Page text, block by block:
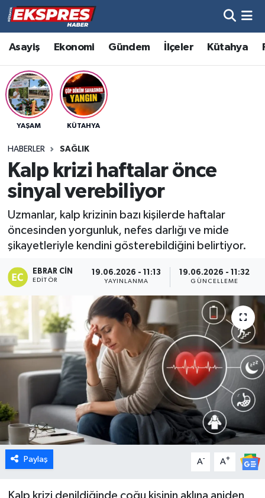
Asayiş Ekonomi Gündem İlçeler Kütahya
YAŞAM KÜTAHYA
HABERLER SAĞLIK
Kalp krizi haftalar önce
sinyal verebiliyor
Uzmanlar, kalp krizinin bazı kişilerde haftalar
öncesinden yorgunluk, nefes darlığı ve mide
şikayetleriyle kendini gösterebildiğini belirtiyor.
EBRAR CIN
EDITÖR
19.06.2026 - 11:13
YAYINLANMA
19.06.2026 - 11:32
GÜNCELLEME
Paylaş A- A+
Kalp krizi denildiğinde çoğu kişinin aklına aniden
Altıntaş
Asayiş
Aslanapa
Bölge
Çavdarhisar
Domaniç
Eğitim
Ekonomi
Emet
Foto Galeri
Gediz
Genel
Hava Durumu
Trafik Durumu
Süper Lig Puan Durumu ve Fikstür
Son Dakika Haberleri
Haber Arşivi